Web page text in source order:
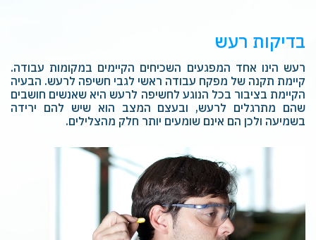
בדיקות רעש
רעש הינו אחד המפגעים השכיחים הקיימים במקומות עבודה.
קיימת תקנה של מפקח עבודה ראשי לגבי חשיפה לרעש. הבעיה
הקיימת בציבור בכל הנוגע לחשיפה לרעש היא שאנשים חושבים
שהם מתרגלים לרעש, ובעצם המצב הוא שיש להם ירידה
בשמיעה ולכן הם אינם שומעים יותר חלק מהצלילים.